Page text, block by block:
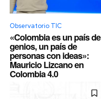
Observatorio TIC
«Colombia es un país de
genios, un país de
personas con ideas»:
Mauricio Lizcano en
Colombia 4.0